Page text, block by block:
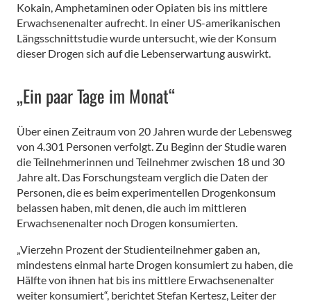
Kokain, Amphetaminen oder Opiaten bis ins mittlere
Erwachsenenalter aufrecht. In einer US-amerikanischen
Längsschnittstudie wurde untersucht, wie der Konsum
dieser Drogen sich auf die Lebenserwartung auswirkt.
„Ein paar Tage im Monat“
Über einen Zeitraum von 20 Jahren wurde der Lebensweg
von 4.301 Personen verfolgt. Zu Beginn der Studie waren
die Teilnehmerinnen und Teilnehmer zwischen 18 und 30
Jahre alt. Das Forschungsteam verglich die Daten der
Personen, die es beim experimentellen Drogenkonsum
belassen haben, mit denen, die auch im mittleren
Erwachsenenalter noch Drogen konsumierten.
„Vierzehn Prozent der Studienteilnehmer gaben an,
mindestens einmal harte Drogen konsumiert zu haben, die
Hälfte von ihnen hat bis ins mittlere Erwachsenenalter
weiter konsumiert“, berichtet Stefan Kertesz, Leiter der